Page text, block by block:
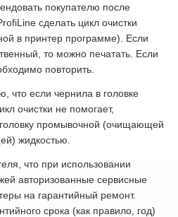
покупателю после
сделать цикл очистки
в принтер программе). Если
то можно печатать. Если
повторить.
что если чернила в головке
очистки не помогает,
промывочной (очищающей
жидкостью.
что при использовании
авторизованные сервисные
на гарантийный ремонт.
срока (как правило, год)